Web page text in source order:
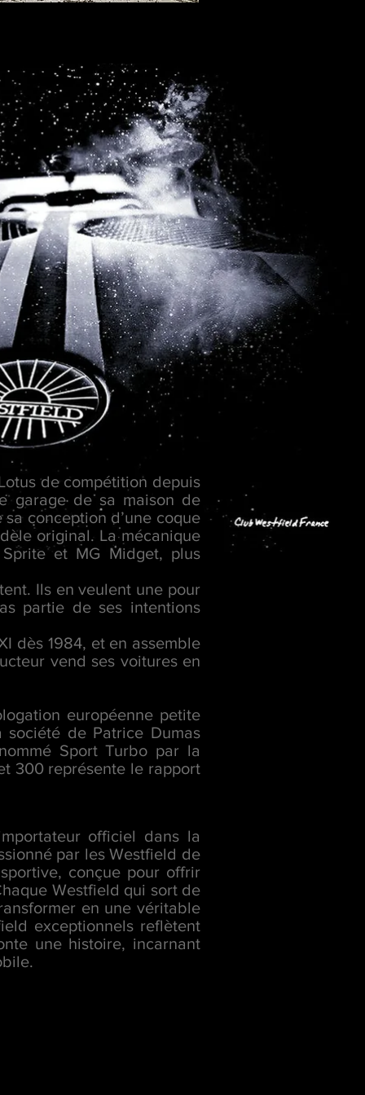
de compétition depuis
garage de sa maison de
conception d’une coque
original. La mécanique
et MG Midget, plus
Ils en veulent une pour
partie de ses intentions
dès 1984, et en assemble
vend ses voitures en
européenne petite
de Patrice Dumas
Sport Turbo par la
300 représente le rapport
officiel dans la
par les Westfield de
conçue pour offrir
Westfield qui sort de
en une véritable
exceptionnels reflètent
une histoire, incarnant